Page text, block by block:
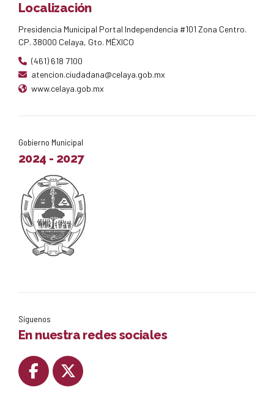
Localización
Presidencia Municipal Portal Independencia #101 Zona Centro.
CP. 38000 Celaya, Gto. MÉXICO
(461) 618 7100
atencion.ciudadana@celaya.gob.mx
www.celaya.gob.mx
Gobierno Municipal
2024 - 2027
Síguenos
En nuestra redes sociales